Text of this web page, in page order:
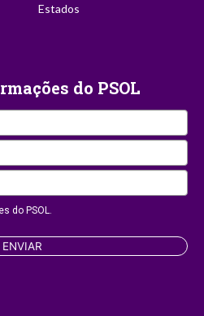
Estados
do PSOL
do PSOL.
ENVIAR